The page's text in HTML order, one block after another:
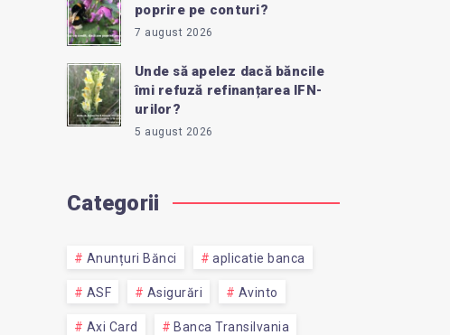
poprire pe conturi?
7 august 2026
Unde să apelez dacă băncile
îmi refuză refinanțarea IFN-
urilor?
5 august 2026
Categorii
Anunțuri Bănci aplicatie banca
ASF Asigurări Avinto
Axi Card Banca Transilvania